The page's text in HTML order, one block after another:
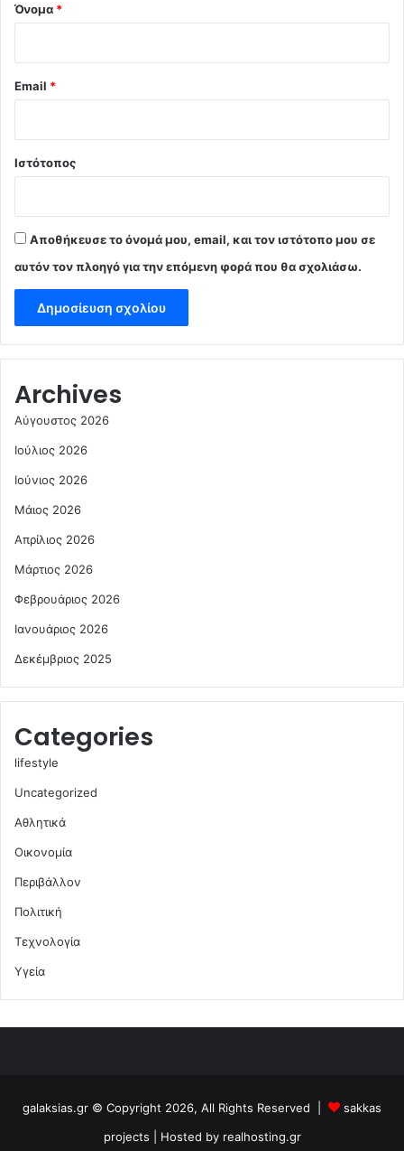
Όνομα *
Email *
Ιστότοπος
Αποθήκευσε το όνομά μου, email, και τον ιστότοπο μου σε
αυτόν τον πλοηγό για την επόμενη φορά που θα σχολιάσω.
Archives
Αύγουστος 2026
Ιούλιος 2026
Ιούνιος 2026
Μάιος 2026
Απρίλιος 2026
Μάρτιος 2026
Φεβρουάριος 2026
Ιανουάριος 2026
Δεκέμβριος 2025
Categories
lifestyle
Uncategorized
Αθλητικά
Οικονομία
Περιβάλλον
Πολιτική
Τεχνολογία
Υγεία
galaksias.gr © Copyright 2026, All Rights Reserved |
sakkas
projects | Hosted by realhosting.gr